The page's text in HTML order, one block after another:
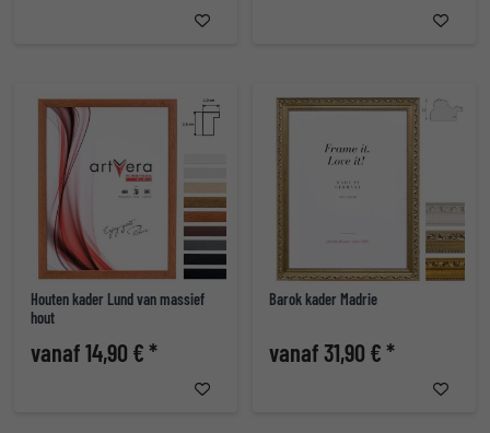
Houten kader Lund van massief
hout
vanaf 14,90 € *
Barok kader Madrie
vanaf 31,90 € *